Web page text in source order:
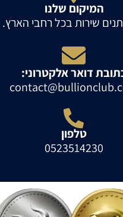
המיקום שלנו
שירות בכל רחבי הארץ.
דואר אלקטרוני:
טלפון
0523514230